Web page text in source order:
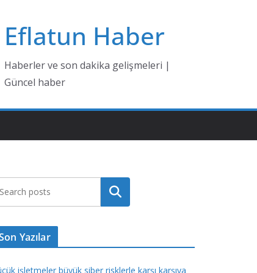
Eflatun Haber
Haberler ve son dakika gelişmeleri |
Güncel haber
Ara
Yazılar
işletmeler büyük siber risklerle karşı karşıya